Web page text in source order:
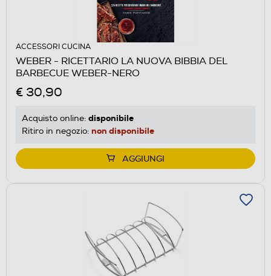
ACCESSORI CUCINA
WEBER - RICETTARIO LA NUOVA BIBBIA DEL
BARBECUE WEBER-NERO
€ 30,90
Acquisto online: disponibile
Ritiro in negozio: non disponibile
AGGIUNGI